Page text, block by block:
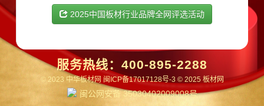
2025中国板材行业品牌全网评选活动
服务热线： 400-895-2288
© 2023 中华板材网 闽ICP备17017128号-3 © 2025 板材网
闽公网安备 35030402009008号